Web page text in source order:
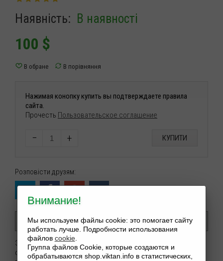
Наявність: В наявності
100 $
Нажимая конопку купить вы подтверждаете правила
сайта.
Прочесть Пользовательское соглашение
− + КУПИТИ
Розповісти друзям:
Опис
Это потрясающее Авторское произведение использует
силу и заклинания которые использовались оккультными
Внимание!
Мы используем файлы cookie: это помогает сайту
работать лучше. Подробности использования
файлов cookie.
Группа файлов Cookie, которые создаются и
обрабатываются shop.viktan.info в статистических,